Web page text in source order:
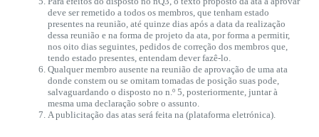
deve ser remetido a todos os membros, que tenham estado
presentes na reunião, até quinze dias após a data da realização
dessa reunião e na forma de projeto da ata, por forma a permitir,
nos oito dias seguintes, pedidos de correção dos membros que,
tendo estado presentes, entendam dever fazê-lo.
Qualquer membro ausente na reunião de aprovação de uma ata
donde constem ou se omitam tomadas de posição suas pode,
salvaguardando o disposto no n.º 5, posteriormente, juntar à
mesma uma declaração sobre o assunto.
A publicitação das atas será feita na (plataforma eletrónica).